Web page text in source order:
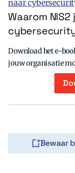
Waarom
Download het e-
jouw organisatie
Bewaar